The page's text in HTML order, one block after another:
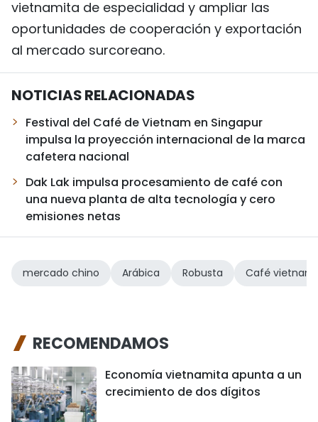
vietnamita de especialidad y ampliar las
oportunidades de cooperación y exportación
al mercado surcoreano.
NOTICIAS RELACIONADAS
Festival del Café de Vietnam en Singapur
impulsa la proyección internacional de la marca
cafetera nacional
Dak Lak impulsa procesamiento de café con
una nueva planta de alta tecnología y cero
emisiones netas
mercado chino Arábica Robusta Café
RECOMENDAMOS
Economía vietnamita apunta a un
crecimiento de dos dígitos